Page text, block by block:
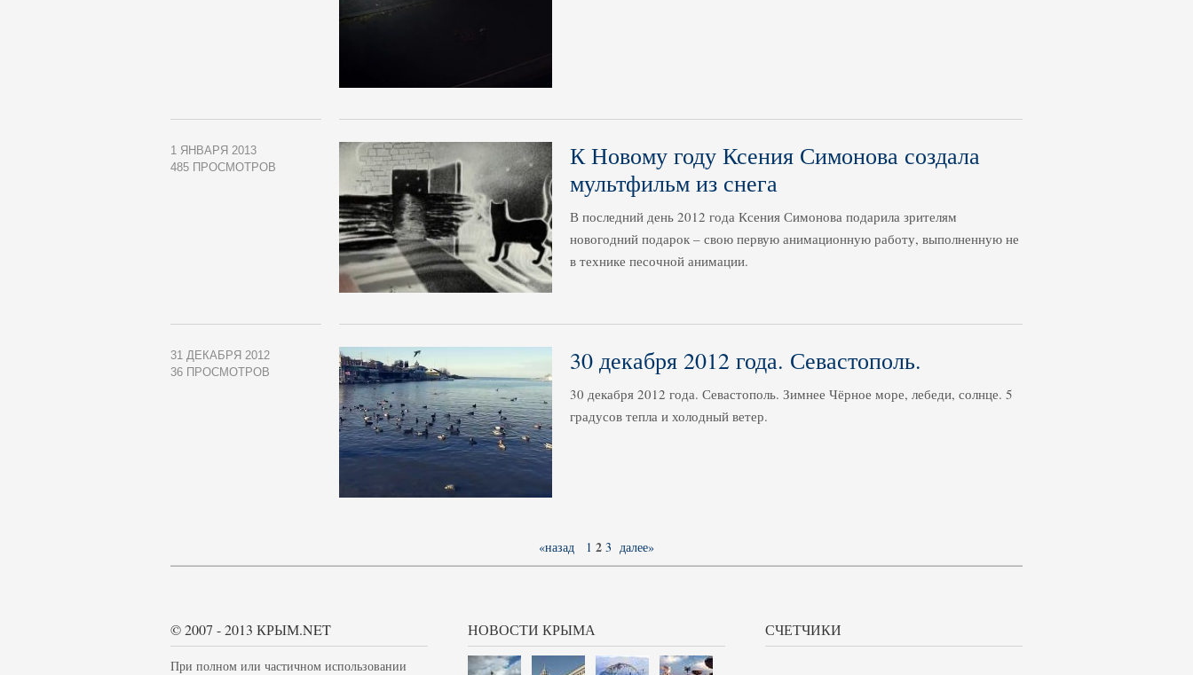
1 ЯНВАРЯ 2013
485 ПРОСМОТРОВ
К Новому году Ксения Симонова создала
мультфильм из снега
В последний день 2012 года Ксения Симонова подарила зрителям
новогодний подарок – свою первую анимационную работу, выполненную не
в технике песочной анимации.
31 ДЕКАБРЯ 2012
36 ПРОСМОТРОВ
30 декабря 2012 года. Севастополь.
30 декабря 2012 года. Севастополь. Зимнее Чёрное море, лебеди, солнце. 5
градусов тепла и холодный ветер.
«назад 1 2 3 далее»
© 2007 - 2013 КРЫМ.NET
При полном или частичном использовании
НОВОСТИ КРЫМА СЧЕТЧИКИ